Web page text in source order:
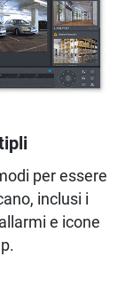
per essere
inclusi i
e icone